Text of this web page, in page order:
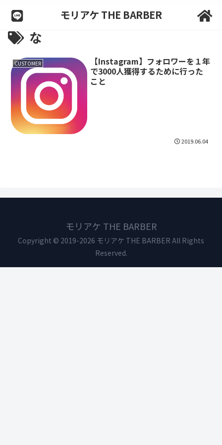
な
CUSTOMER
【Instagram】フォロワーを１年
で3000人獲得するために行った
こと
2019.06.04
モリアケ THE BARBER
Copyright © 2019-2026 モリアケ THE BARBER All Rights
Reserved.
モリアケ THE BARBER